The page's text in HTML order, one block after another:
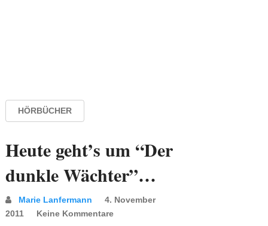
HÖRBÜCHER
Heute geht’s um “Der
dunkle Wächter”…
Marie Lanfermann
4. November
2011
Keine Kommentare